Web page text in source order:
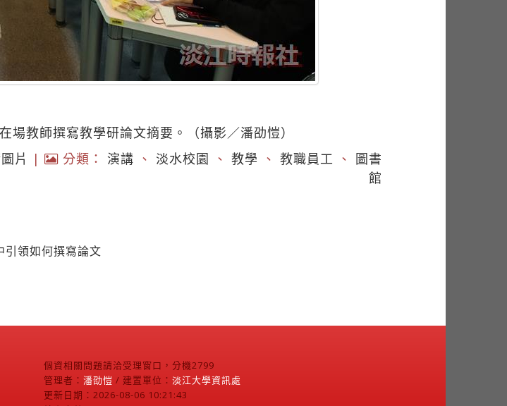
教師撰寫教學研論文摘要。（攝影／潘劭愷）
片 | 分類： 演講 、 淡水校園 、 教學 、 教職員工 、 圖書
館
引領如何撰寫論文
個資相關問題請洽受理窗口，分機2799
管理者： 潘劭愷 / 建置單位： 淡江大學資訊處
更新日期：2026-08-06 10:21:43